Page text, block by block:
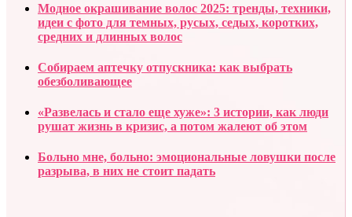
Модное окрашивание волос 2025: тренды, техники,
идеи с фото для темных, русых, седых, коротких,
средних и длинных волос
Собираем аптечку отпускника: как выбрать
обезболивающее
«Развелась и стало еще хуже»: 3 истории, как люди
рушат жизнь в кризис, а потом жалеют об этом
Больно мне, больно: эмоциональные ловушки после
разрыва, в них не стоит падать